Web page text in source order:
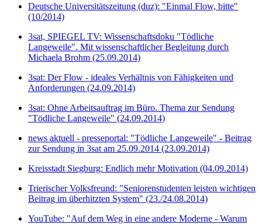
Deutsche Universitätszeitung (duz): "Einmal Flow, bitte"
(10/2014)
3sat, SPIEGEL TV: Wissenschaftsdoku "Tödliche
Langeweile". Mit wissenschaftlicher Begleitung durch
Michaela Brohm (25.09.2014)
3sat: Der Flow - ideales Verhältnis von Fähigkeiten und
Anforderungen (24.09.2014)
3sat: Ohne Arbeitsauftrag im Büro. Thema zur Sendung
"Tödliche Langeweile" (24.09.2014)
news aktuell - presseportal: "Tödliche Langeweile" - Beitrag
zur Sendung in 3sat am 25.09.2014 (23.09.2014)
Kreisstadt Siegburg: Endlich mehr Motivation (04.09.2014)
Trierischer Volksfreund: "Seniorenstudenten leisten wichtigen
Beitrag im überhitzten System" (23./24.08.2014)
YouTube: "Auf dem Weg in eine andere Moderne - Warum